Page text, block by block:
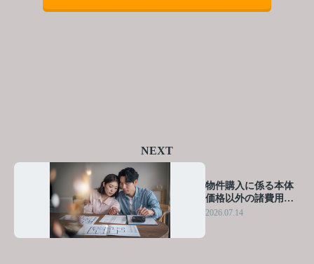
NEXT
物件購入に係る本体
価格以外の諸費用と
は？税金や登記を理
2026.07.14